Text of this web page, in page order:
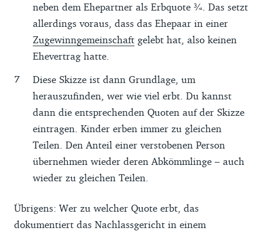
neben dem Ehepartner als Erbquote ¾. Das setzt
allerdings voraus, dass das Ehepaar in einer
Zugewinngemeinschaft gelebt hat, also keinen
Ehevertrag hatte.
Diese Skizze ist dann Grundlage, um
herauszufinden, wer wie viel erbt. Du kannst
dann die entsprechenden Quoten auf der Skizze
eintragen. Kinder erben immer zu gleichen
Teilen. Den Anteil einer verstobenen Person
übernehmen wieder deren Abkömmlinge – auch
wieder zu gleichen Teilen.
Übrigens: Wer zu welcher Quote erbt, das
dokumentiert das Nachlassgericht in einem